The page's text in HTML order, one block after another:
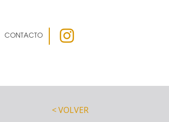
CONTACTO
< VOLVER